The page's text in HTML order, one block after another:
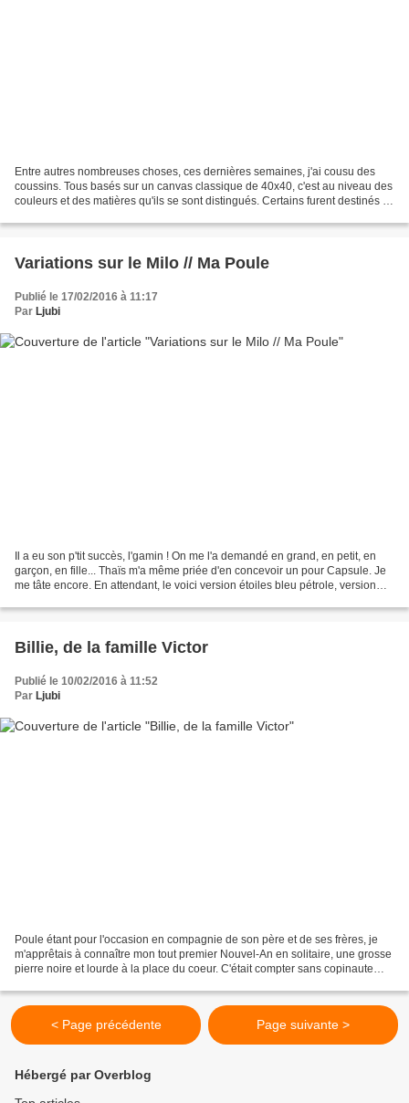
Entre autres nombreuses choses, ces dernières semaines, j'ai cousu des
coussins. Tous basés sur un canvas classique de 40x40, c'est au niveau des
couleurs et des matières qu'ils se sont distingués. Certains furent destinés à
Variations sur le Milo // Ma Poule
Publié le 17/02/2016 à 11:17
Par Ljubi
Il a eu son p'tit succès, l'gamin ! On me l'a demandé en grand, en petit, en
garçon, en fille... Thaïs m'a même priée d'en concevoir un pour Capsule. Je
me tâte encore. En attendant, le voici version étoiles bleu pétrole, version
Billie, de la famille Victor
Publié le 10/02/2016 à 11:52
Par Ljubi
Poule étant pour l'occasion en compagnie de son père et de ses frères, je
m'apprêtais à connaître mon tout premier Nouvel-An en solitaire, une grosse
pierre noire et lourde à la place du coeur. C'était compter sans copinaute
< Page précédente Page suivante >
Hébergé par Overblog